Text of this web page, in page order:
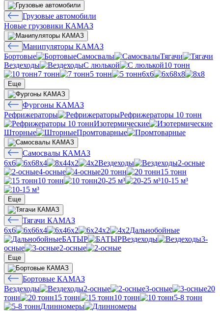
Грузовые автомобили
Новые грузовики КАМАЗ
Манипуляторы КАМАЗ
Бортовые
Самосвалы
Тягачи
Вездеходы
С люлькой
10 тонн
7 тонн
5 тонн 6х6 8х8
Еще
Фургоны КАМАЗ
Рефрижераторы
Рефрижераторы 10 тонн
Изотермические
Шторные
Промтоварные
Самосвалы КАМАЗ
6х6
8х4 4х2 Вездеходы
2-осные
4-осные
20 тонн
15 тонн
10 тонн
20-25 м³ 10-15 м³
Еще
Тягачи КАМАЗ
6х6
6х4 6х2 4х2
Дальнобойные
БАТЫР
Вездеходы
3-
осные
2-осные
Еще
Бортовые КАМАЗ
Вездеходы
2-осные 3-осные
20
тонн
15 тонн 10 тонн
5-8 тонн
Длинномеры